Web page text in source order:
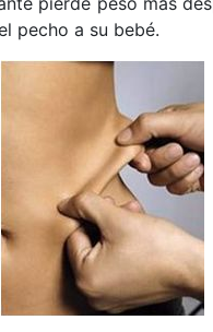
pecho a su bebé.